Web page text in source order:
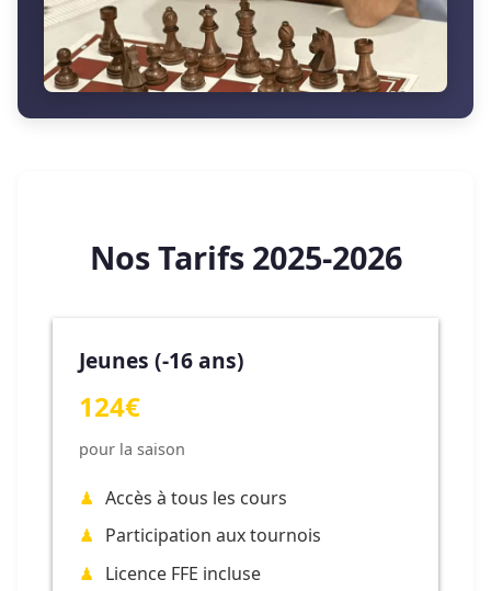
Nos Tarifs 2025-2026
Jeunes (-16 ans)
124€
pour la saison
Accès à tous les cours
Participation aux tournois
Licence FFE incluse